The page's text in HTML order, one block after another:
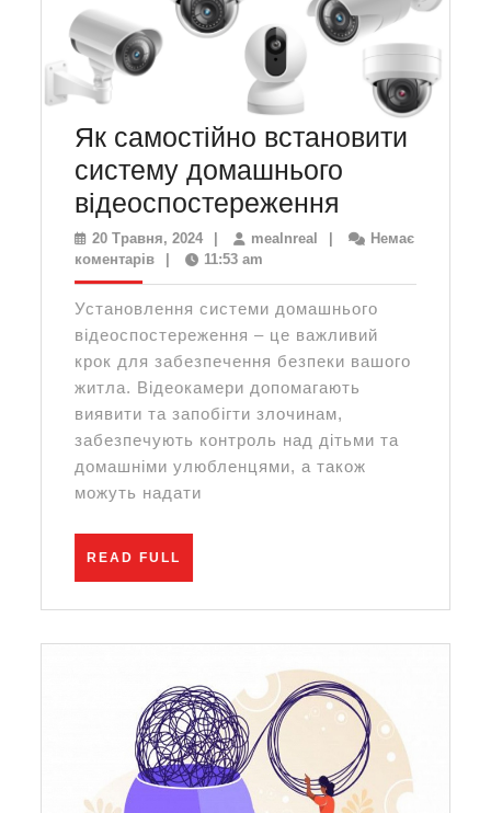
Як самостійно встановити
систему домашнього
відеоспостереження
самостійно
систему
20 Травня, 202420
Травня,
mealnreal mealnrealНемає
коментарів
11:53 am
Установлення системи домашнього
відеоспостереження – це важливий
крок для забезпечення безпеки вашого
житла. Відеокамери допомагають
виявити та запобігти злочинам,
забезпечують контроль над дітьми та
домашніми улюбленцями, а також
можуть надати
READ FULL